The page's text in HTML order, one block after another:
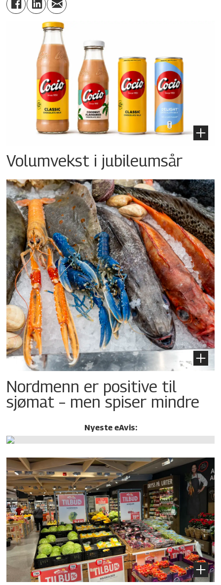
Volumvekst i jubileumsår
Nordmenn er positive til
sjømat – men spiser mindre
Nyeste eAvis: